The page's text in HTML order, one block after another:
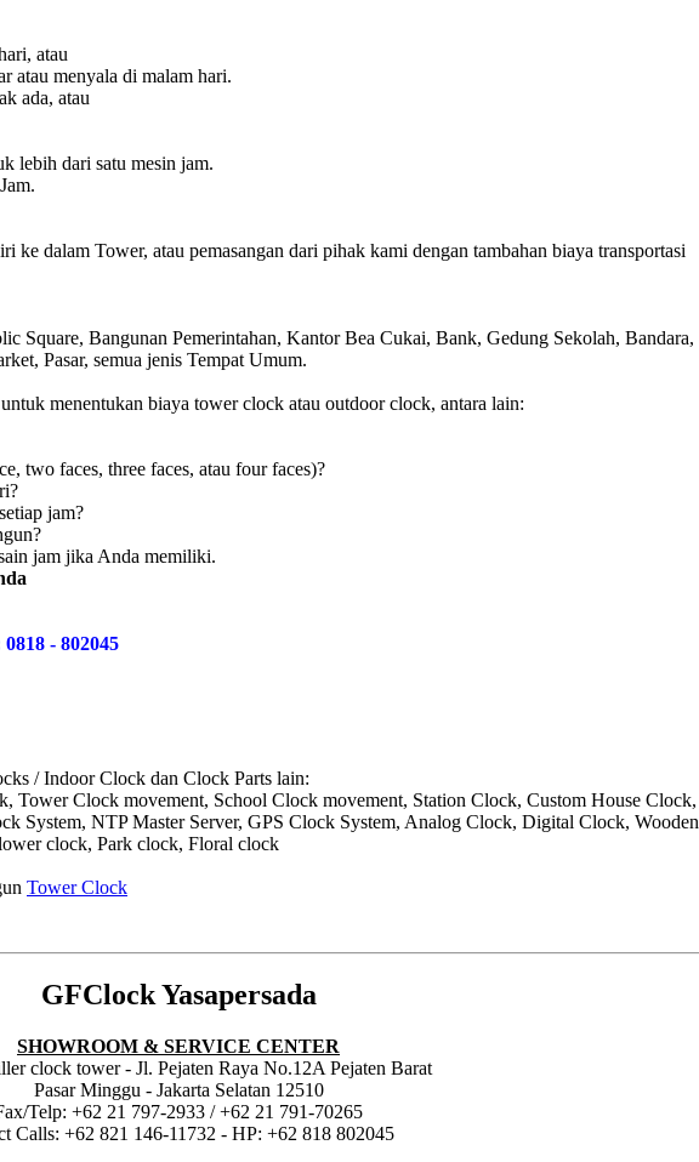
atau
atau menyala di malam hari.
ada, atau
lebih dari satu mesin jam.
ke dalam Tower, atau pemasangan dari pihak kami dengan tambahan biaya transportasi
Square, Bangunan Pemerintahan, Kantor Bea Cukai, Bank, Gedung Sekolah, Bandara,
Pasar, semua jenis Tempat Umum.
menentukan biaya tower clock atau outdoor clock, antara lain:
two faces, three faces, atau four faces)?
jam?
jam jika Anda memiliki.
- 802045
/ Indoor Clock dan Clock Parts lain:
Tower Clock movement, School Clock movement, Station Clock, Custom House Clock,
System, NTP Master Server, GPS Clock System, Analog Clock, Digital Clock, Wooden
clock, Park clock, Floral clock
Tower Clock
GFClock Yasapersada
SHOWROOM & SERVICE CENTER
clock tower - Jl. Pejaten Raya No.12A Pejaten Barat
Pasar Minggu - Jakarta Selatan 12510
Telp: +62 21 797-2933 / +62 21 791-70265
Calls: +62 821 146-11732 - HP: +62 818 802045